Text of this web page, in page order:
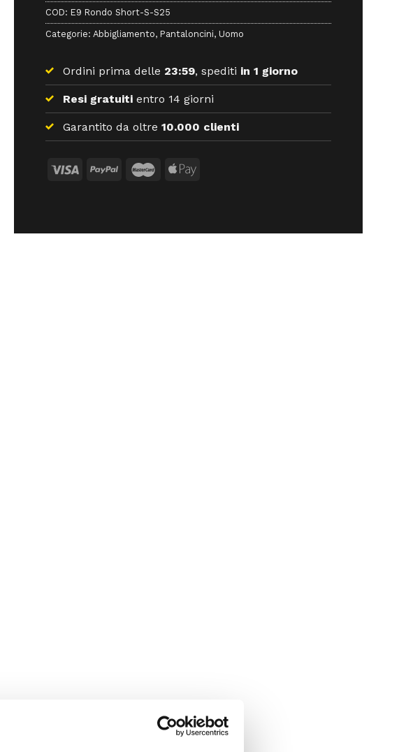
COD: E9 Rondo Short-S-S25
Categorie: Abbigliamento, Pantaloncini, Uomo
Ordini prima delle 23:59, spediti in 1 giorno
Resi gratuitientro 14 giorni
Garantito da oltre 10.000 clienti